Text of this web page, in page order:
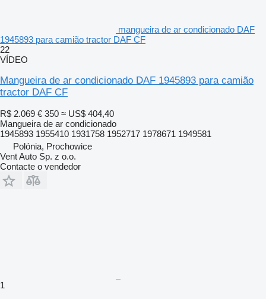
mangueira de ar condicionado DAF
1945893 para camião tractor DAF CF
22
VÍDEO
Mangueira de ar condicionado DAF 1945893 para camião
tractor DAF CF
R$ 2.069 € 350 ≈ US$ 404,40
Mangueira de ar condicionado
1945893 1955410 1931758 1952717 1978671 1949581
Polónia, Prochowice
Vent Auto Sp. z o.o.
Contacte o vendedor
1